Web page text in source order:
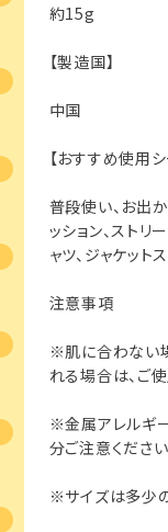
約15g
【製造国】
中国
【おすすめ使用シ
普段使い、お出
ッション、ストリ
ャツ、ジャケット
注意事項
※肌に合わない
れる場合は、ご
※金属アレルギ
分ご注意ください
※サイズは多少